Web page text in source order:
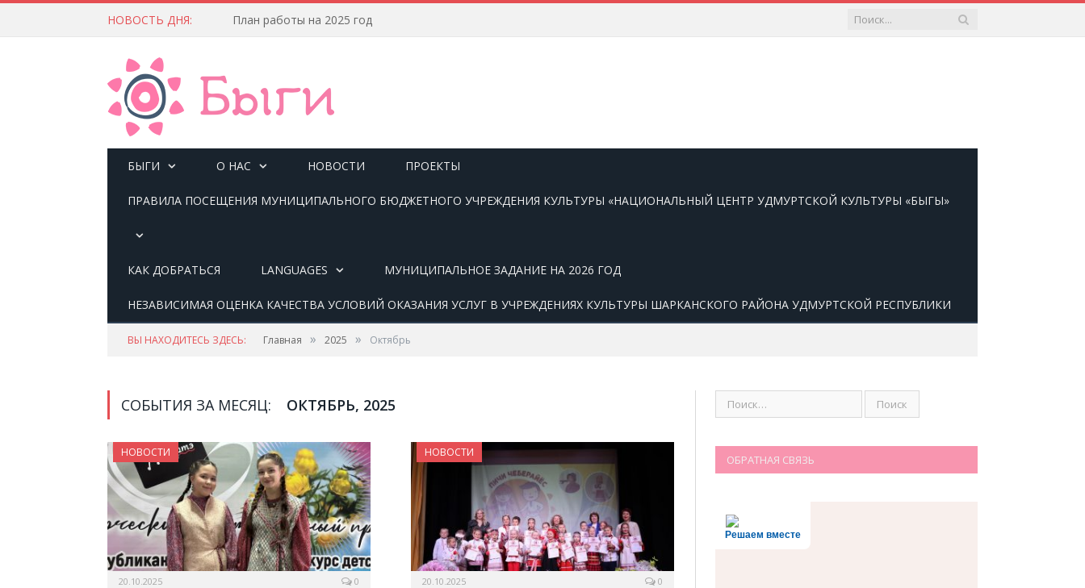
НОВОСТЬ ДНЯ: План работы на 2025 год
БЫГИ О НАС НОВОСТИ ПРОЕКТЫ
ПРАВИЛА ПОСЕЩЕНИЯ МУНИЦИПАЛЬНОГО БЮДЖЕТНОГО УЧРЕЖДЕНИЯ КУЛЬТУРЫ «НАЦИОНАЛЬНЫЙ ЦЕНТР УДМУРТСКОЙ КУЛЬТУРЫ «БЫГЫ»
КАК ДОБРАТЬСЯ LANGUAGES МУНИЦИПАЛЬНОЕ ЗАДАНИЕ НА 2026 ГОД
НЕЗАВИСИМАЯ ОЦЕНКА КАЧЕСТВА УСЛОВИЙ ОКАЗАНИЯ УСЛУГ В УЧРЕЖДЕНИЯХ КУЛЬТУРЫ ШАРКАНСКОГО РАЙОНА УДМУРТСКОЙ РЕСПУБЛИКИ
ВЫ НАХОДИТЕСЬ ЗДЕСЬ: Главная » 2025 » Октябрь
СОБЫТИЯ ЗА МЕСЯЦ: ОКТЯБРЬ, 2025
НОВОСТИ
20.10.2025 0
НОВОСТИ
20.10.2025 0
ОБРАТНАЯ СВЯЗЬ
Решаем вместе